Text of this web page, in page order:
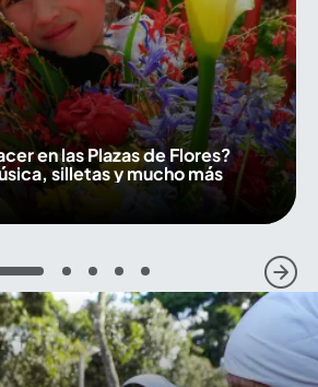
en las Plazas de Flores?
silletas y mucho más
2 3 4 5